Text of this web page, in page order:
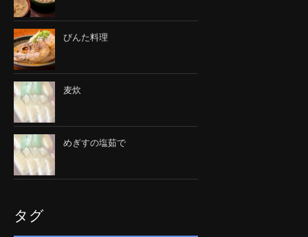
びんた料理
麦炊
めぎすの塩茹で
タグ